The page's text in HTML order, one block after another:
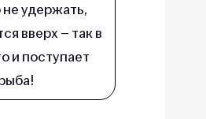
не удержать,
вверх – так в
и поступает